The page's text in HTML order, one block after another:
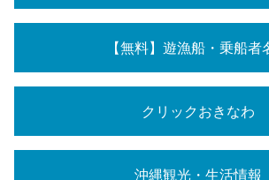
【無料】遊漁船・乗船者
クリックおきなわ
沖縄観光・生活情報